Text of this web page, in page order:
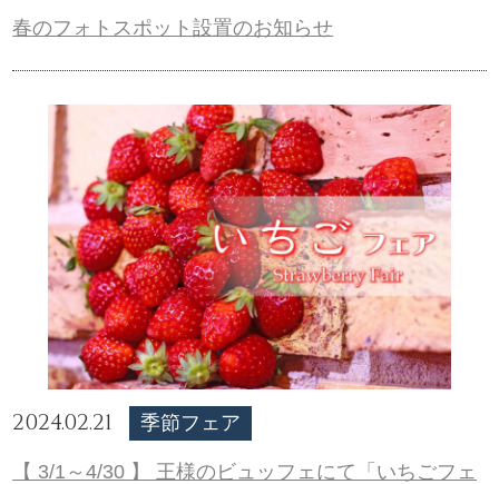
春のフォトスポット設置のお知らせ
2024.02.21 季節フェア
【 3/1～4/30 】 王様のビュッフェにて「いちごフェ